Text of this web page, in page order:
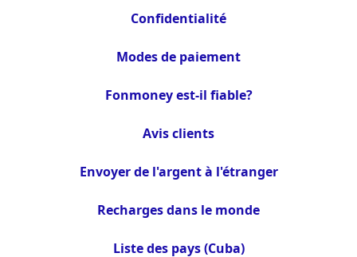
Confidentialité
Modes de paiement
Fonmoney est-il fiable?
Avis clients
Envoyer de l'argent à l'étranger
Recharges dans le monde
Liste des pays (Cuba)